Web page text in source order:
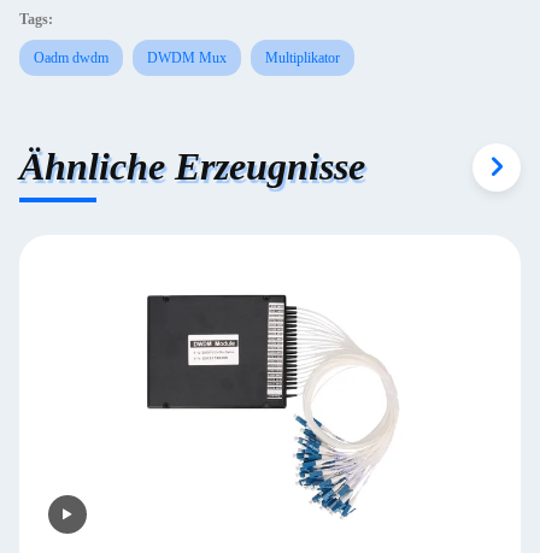
Tags:
Oadm dwdm DWDM Mux Multiplikator
Ähnliche Erzeugnisse